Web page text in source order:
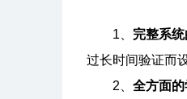
1、 完整系统
过长时间验证而
2、 全方面的